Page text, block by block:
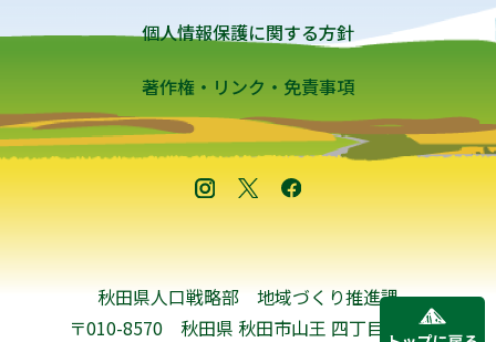
個人情報保護に関する方針
著作権・リンク・免責事項
秋田県人口戦略部 地域づくり推進課
〒010-8570 秋田県 秋田市山王 四丁目1-1